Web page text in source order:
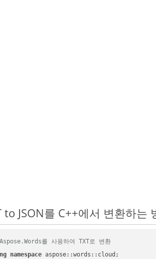
to JSON를 C++에서 변환하는
를 사용하여 TXT로 변환
namespace